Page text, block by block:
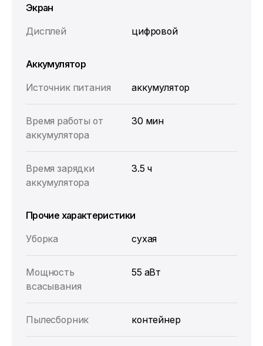
Экран
Дисплей
цифровой
Аккумулятор
Источник питания
аккумулятор
Время работы от
аккумулятора
30 мин
Время зарядки
аккумулятора
3.5 ч
Прочие характеристики
Уборка
сухая
Мощность
всасывания
55 аВт
Пылесборник контейнер